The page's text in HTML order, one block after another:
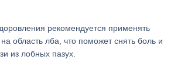
рекомендуется применять
область лба, что поможет снять боль и
из лобных пазух.